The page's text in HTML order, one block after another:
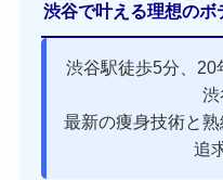
渋谷で叶える理想のボ
渋谷駅徒歩5分、20
渋
最新の痩身技術と
追